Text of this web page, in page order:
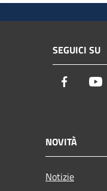
SEGUICI SU
Facebook
NOVITÀ
Notizie